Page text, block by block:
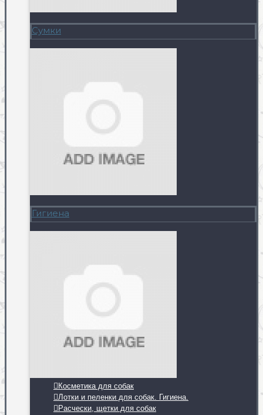
Сумки
Гигиена
Косметика для собак
Лотки и пеленки для собак. Гигиена.
Расчески, щетки для собак